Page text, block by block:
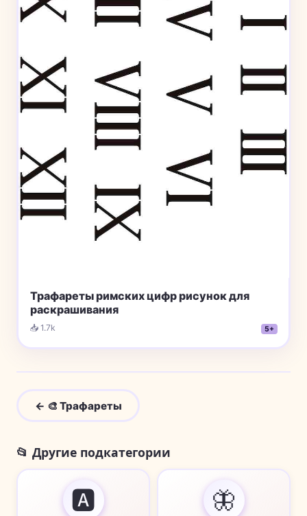
Трафареты римских цифр рисунок для
раскрашивания
📥 1.7k 5+
← 🎨 Трафареты
📂 Другие подкатегории
🅰️ 🦋